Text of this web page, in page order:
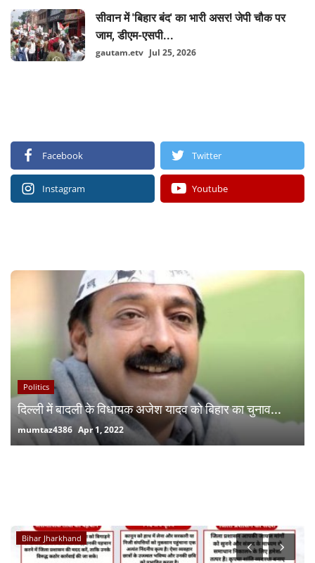
सीवान में 'बिहार बंद' का भारी असर! जेपी चौक पर
जाम, डीएम-एसपी...
gautam.etv Jul 25, 2026
Facebook Twitter
Instagram Youtube
Politics
दिल्ली में बादली के विधायक अजेश यादव को बिहार का चुनाव...
mumtaz4386 Apr 1, 2022
Entertainment